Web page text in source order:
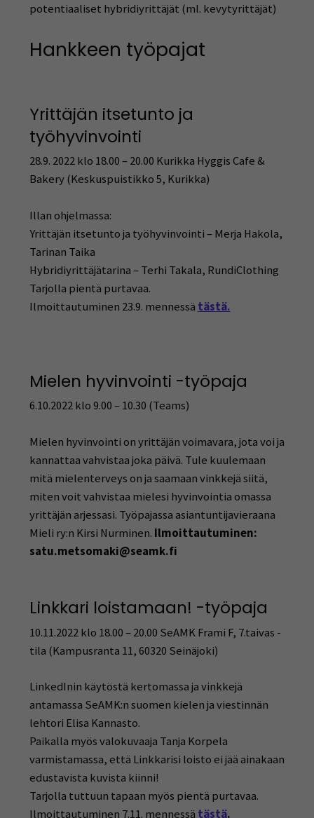
potentiaaliset hybridiyrittäjät (ml. kevytyrittäjät)
Hankkeen työpajat
Yrittäjän itsetunto ja
työhyvinvointi
28.9. 2022 klo 18.00 – 20.00 Kurikka Hyggis Cafe &
Bakery (Keskuspuistikko 5, Kurikka)
Illan ohjelmassa:
Yrittäjän itsetunto ja työhyvinvointi – Merja Hakola,
Tarinan Taika
Hybridiyrittäjätarina – Terhi Takala, RundiClothing
Tarjolla pientä purtavaa.
Ilmoittautuminen 23.9. mennessä tästä.
Mielen hyvinvointi -työpaja
6.10.2022 klo 9.00 – 10.30 (Teams)
Mielen hyvinvointi on yrittäjän voimavara, jota voi ja
kannattaa vahvistaa joka päivä. Tule kuulemaan
mitä mielenterveys on ja saamaan vinkkejä siitä,
miten voit vahvistaa mielesi hyvinvointia omassa
yrittäjän arjessasi. Työpajassa asiantuntijavieraana
Mieli ry:n Kirsi Nurminen. Ilmoittautuminen:
satu.metsomaki@seamk.fi
Linkkari loistamaan! -työpaja
10.11.2022 klo 18.00 – 20.00 SeAMK Frami F, 7.taivas -
tila (Kampusranta 11, 60320 Seinäjoki)
LinkedInin käytöstä kertomassa ja vinkkejä
antamassa SeAMK:n suomen kielen ja viestinnän
lehtori Elisa Kannasto.
Paikalla myös valokuvaaja Tanja Korpela
varmistamassa, että Linkkarisi loisto ei jää ainakaan
edustavista kuvista kiinni!
Tarjolla tuttuun tapaan myös pientä purtavaa.
Ilmoittautuminen 7.11. mennessä tästä.